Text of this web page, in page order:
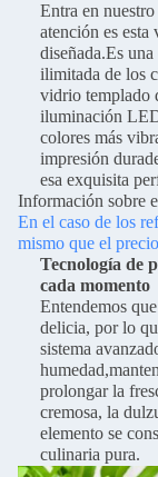
Entra en
atención es esta
diseñada.Es
ilimitada de los
vidrio templado
iluminación
colores más
impresión
esa exquisita
Información sobre
En el caso de los
mismo que el
Tecnología de
cada momento
Entendemos
delicia, por lo
sistema
prolongar la
cremosa, la
elemento se
culinaria pura.